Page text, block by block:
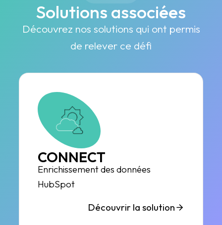
Solutions associées
Découvrez nos solutions qui ont permis
de relever ce défi
CONNECT
Enrichissement des données
HubSpot
Découvrir la solution